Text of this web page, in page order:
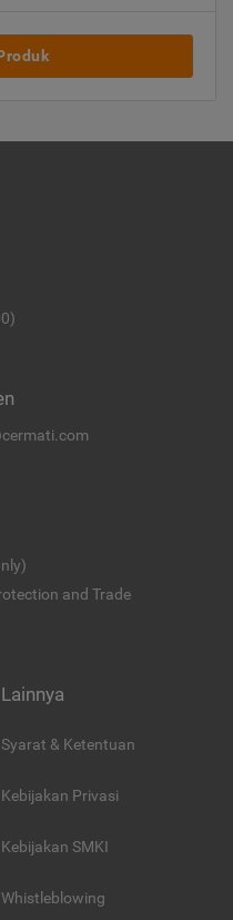
and Trade
Lainnya
Syarat & Ketentuan
Kebijakan Privasi
Kebijakan SMKI
Whistleblowing